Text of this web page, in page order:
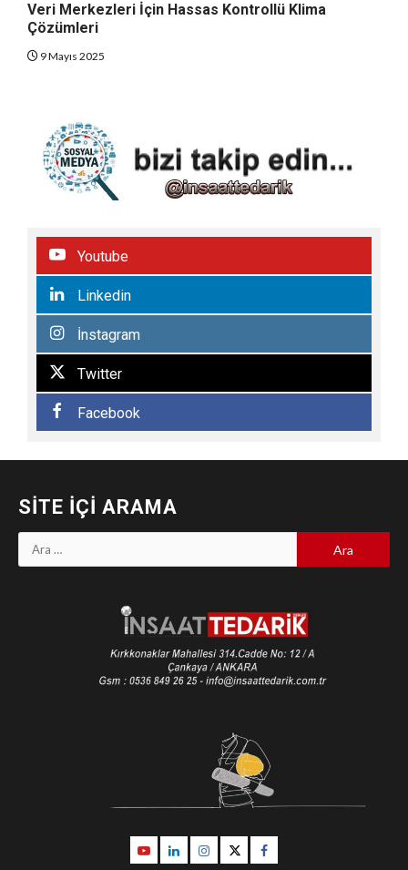
Veri Merkezleri İçin Hassas Kontrollü Klima
Çözümleri
9 Mayıs 2025
Youtube
Linkedin
İnstagram
Twitter
Facebook
SITE İÇI ARAMA
Arama:
YoutubeLinkedinİnstagram
TwitterFacebook